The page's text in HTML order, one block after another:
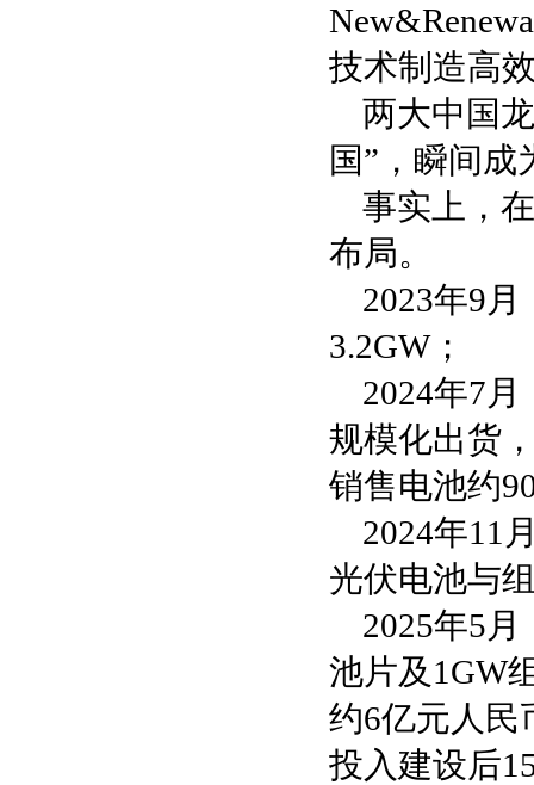
技术制造高
两大中国
国”，瞬间成
事实上，
布局。
2023年9
3.2GW；
2024年7
规模化出货
销售电池约
2024年11
光伏电池与
2025年5
池片及1GW
约6亿元人民
投入建设后